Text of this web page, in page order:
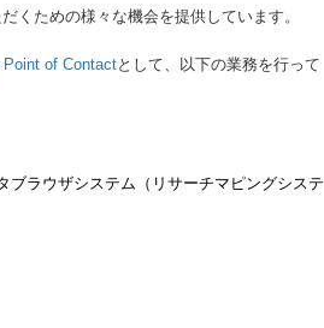
くための様々な機会を提供しています。
Point of Contactとして、以下の業務を行って
ラウザシステム（リサーチマピングシステ